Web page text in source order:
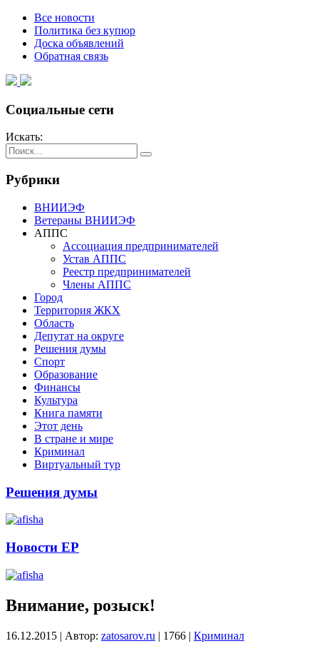
Все новости
Политика без купюр
Доска объявлений
Обратная связь
Социальные сети
Искать:
Рубрики
ВНИИЭФ
Ветераны ВНИИЭФ
АППС
Ассоциация предпринимателей
Устав АППС
Реестр предпринимателей
Члены АППС
Город
Территория ЖКХ
Область
Депутат на округе
Решения думы
Спорт
Образование
Финансы
Культура
Книга памяти
Этот день
В стране и мире
Криминал
Виртуальный тур
Решения думы
Новости ЕР
Внимание, розыск!
16.12.2015 | Автор: zatosarov.ru | 1766 | Криминал